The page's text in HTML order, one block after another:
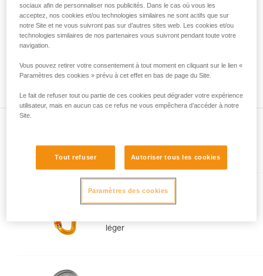
Remarque
Pour les appareils munis d'une bague souple de maintien du
mousqueton (ZIGZAG, PIRANA...), refaites un test de
la bague souple peut avoir été déformée par le premier
mousqueton et ne plus maintenir correctement le second.
Présent dans l'article
léger
sociaux afin de personnaliser nos publicités. Dans le cas où vous les
acceptez, nos cookies et/ou technologies similaires ne sont actifs que sur
notre Site et ne vous suivront pas sur d’autres sites web. Les cookies et/ou
technologies similaires de nos partenaires vous suivront pendant toute votre
navigation.
Vous pouvez retirer votre consentement à tout moment en cliquant sur le lien «
Paramètres des cookies » prévu à cet effet en bas de page du Site.
Le fait de refuser tout ou partie de ces cookies peut dégrader votre expérience
utilisateur, mais en aucun cas ce refus ne vous empêchera d’accéder à notre
Site.
Tout refuser Autoriser tous les cookies
Paramètres des cookies